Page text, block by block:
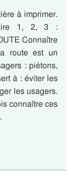
à imprimer.
1, 2, 3 :
Connaître
route est un
: piétons,
à : éviter les
les usagers.
connaître ces